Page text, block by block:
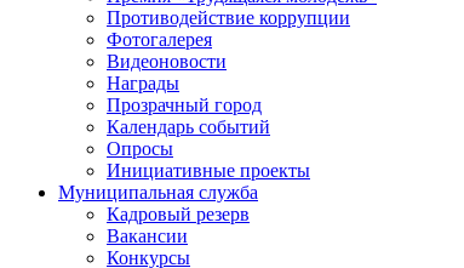
Противодействие коррупции
Фотогалерея
Видеоновости
Награды
Прозрачный город
Календарь событий
Опросы
Инициативные проекты
Муниципальная служба
Кадровый резерв
Вакансии
Конкурсы